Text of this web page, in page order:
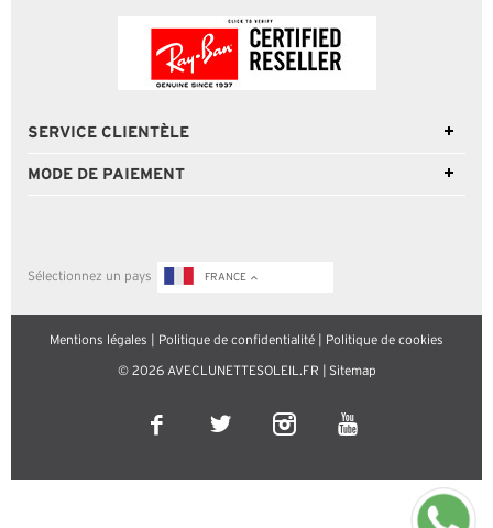
SERVICE CLIENTÈLE
MODE DE PAIEMENT
Sélectionnez un pays FRANCE
Mentions légales Politique de confidentialité Politique de cookies
© 2026 AVECLUNETTESOLEIL.FR | Sitemap